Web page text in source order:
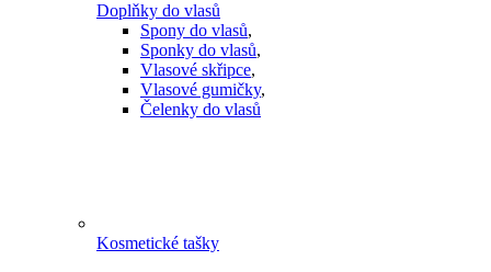
Doplňky do vlasů
Spony do vlasů,
Sponky do vlasů,
Vlasové skřipce,
Vlasové gumičky,
Čelenky do vlasů
Kosmetické tašky